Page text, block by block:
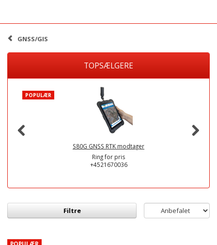
GNSS/GIS
TOPSÆLGERE
POPULÆR
S80G GNSS RTK modtager
Ring for pris
+4521670036
Filtre